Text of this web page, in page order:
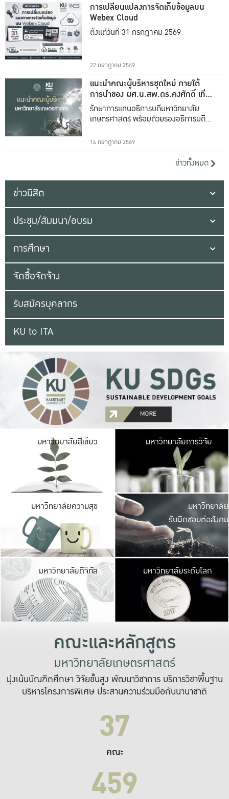
การเปลี่ยนแปลงการจัดเก็บข้อมูลบน
Webex Cloud
ตั้งแต่วันที่ 31 กรกฎาคม 2569
22 กรกฎาคม 2569
แนะนำคณะผู้บริหารชุดใหม่ ภายใต้
การนำของ ผศ.น.สพ.ดร.คงศักดิ์ เที่ยง
ธรรม
รักษาการแทนอธิการบดีมหาวิทยาลัย
เกษตรศาสตร์ พร้อมด้วยรองอธิการบดีทั้ง
14 กรกฎาคม 2569
ข่าวทั้งหมด
ข่าวนิสิต
ประชุม/สัมมนา/อบรม
การศึกษา
จัดซื้อจัดจ้าง
รับสมัครบุคลากร
KU to ITA
มหาวิทยาลัยสีเขียว มหาวิ
มีพื้นที่เขียวสดใส
เป็นป่าในเมือง เกษต
มหาวิทยาลัยการวิจัย
มหาวิทยาลัยความสุข มหาวิ
ค
เปิดประ
และพบเรื่องราวใ
มหาวิทยาลัย
รับผิดชอบต่อสังคม
มหาวิทยาลัยดิจิทัล มหาวิ
เปลี่ยนแปลง แล
เพื่อทำง
ระบบสารสนเทศ
มหาวิทยาลัยระดับโลก
คณะและหลักสูตร
มหาวิทยาลัยเกษตรศาสตร์
มุ่งเน้นบัณฑิตศึกษา วิจัยขั้นสูง พัฒนาวิชาการ บริการวิชาพื้นฐาน
บริหารโครงการพิเศษ ประสานความร่วมมือกับนานาชาติ
37
คณะ
459